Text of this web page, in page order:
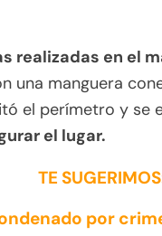
realizadas en el
una manguera
el perímetro y se
el lugar.
TE
por